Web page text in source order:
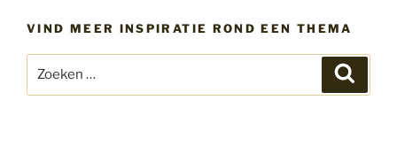
VIND MEER INSPIRATIE ROND EEN THEMA
naar: